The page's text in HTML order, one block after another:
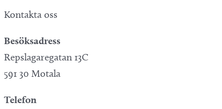
Kontakta oss
Besöksadress
Repslagaregatan 13C
591 30 Motala
Telefon